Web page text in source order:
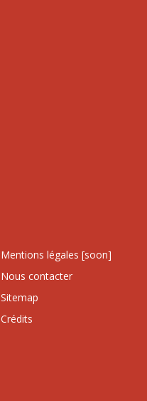
Mentions légales [soon]
Nous contacter
Sitemap
Crédits